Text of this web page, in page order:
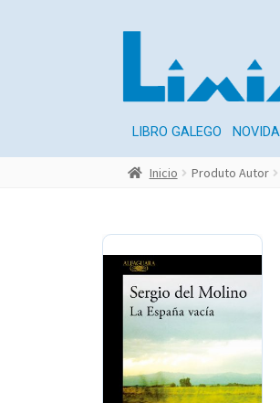
LIBRO GALEGO
Inicio Produto Autor